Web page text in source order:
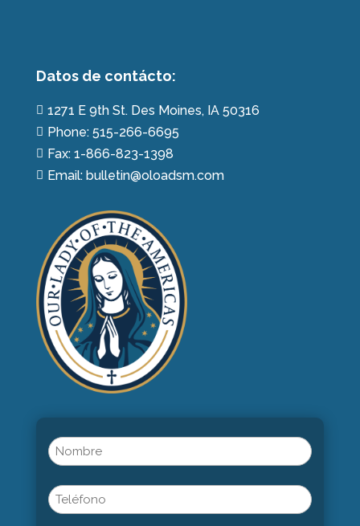
Datos de contácto:
 1271 E 9th St. Des Moines, IA 50316
 Phone: 515-266-6695
 Fax: 1-866-823-1398
 Email: bulletin@oloadsm.com
Name
(Obligatorio)
Phone